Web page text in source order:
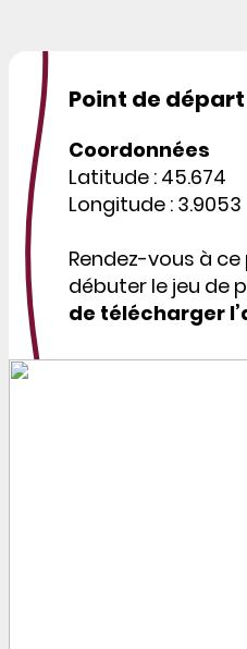
Point de départ
Coordonnées
Latitude : 45.674
Longitude : 3.9053
Rendez-vous à
débuter le jeu de
de télécharger